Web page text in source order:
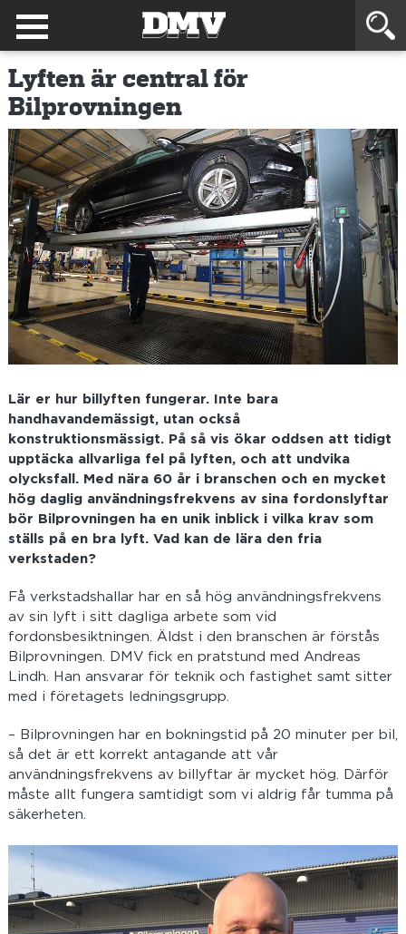
Lyften är central för
Bilprovningen
Lär er hur billyften fungerar. Inte bara
handhavandemässigt, utan också
konstruktionsmässigt. På så vis ökar oddsen att tidigt
upptäcka allvarliga fel på lyften, och att undvika
olycksfall. Med nära 60 år i branschen och en mycket
hög daglig användningsfrekvens av sina fordonslyftar
bör Bilprovningen ha en unik inblick i vilka krav som
ställs på en bra lyft. Vad kan de lära den fria
verkstaden?
Få verkstadshallar har en så hög användningsfrekvens
av sin lyft i sitt dagliga arbete som vid
fordonsbesiktningen. Äldst i den branschen är förstås
Bilprovningen. DMV fick en pratstund med Andreas
Lindh. Han ansvarar för teknik och fastighet samt sitter
med i företagets ledningsgrupp.
– Bilprovningen har en bokningstid på 20 minuter per bil,
så det är ett korrekt antagande att vår
användningsfrekvens av billyftar är mycket hög. Därför
måste allt fungera samtidigt som vi aldrig får tumma på
säkerheten.